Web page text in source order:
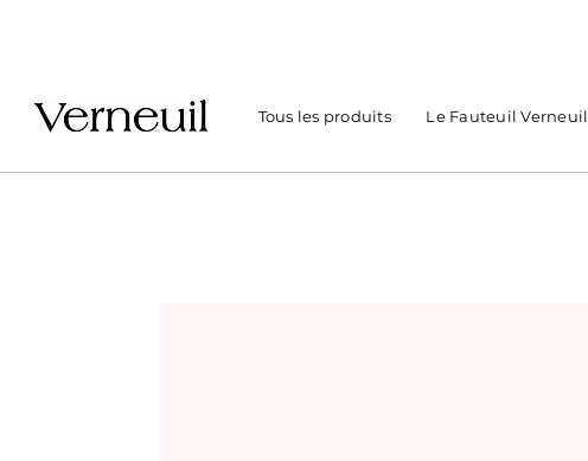
Tous les produits Le Fauteuil Verneuil